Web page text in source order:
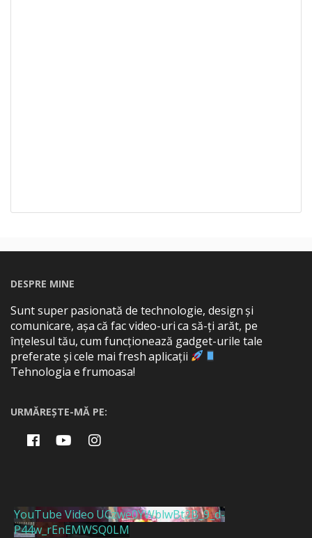
DESPRE MINE
Sunt super pasionată de technologie, design și
comunicare, așa că fac video-uri ca să-ți arăt, pe
înțelesul tău, cum funcționează gadget-urile tale
preferate și cele mai fresh aplicații
Tehnologia e frumoasa!
URMĂREȘTE-MĂ PE:
YouTube Video UCzwe0YWblwBt2B_9_d-
P44w_rEnEMWSQ0LM